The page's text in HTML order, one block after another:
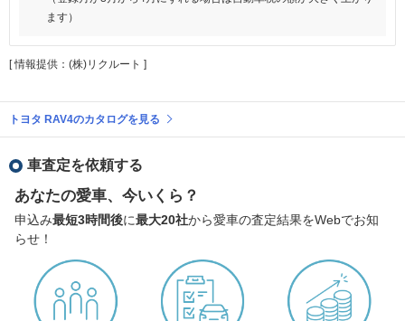
ます）
[ 情報提供：(株)リクルート ]
トヨタ RAV4のカタログを見る
車査定を依頼する
あなたの愛車、今いくら？
申込み最短3時間後に最大20社から愛車の査定結果をWebでお知
らせ！